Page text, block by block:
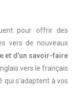
pour offrir des
vers de nouveaux
et d’un savoir-faire
vers le français
s’adaptent à vos